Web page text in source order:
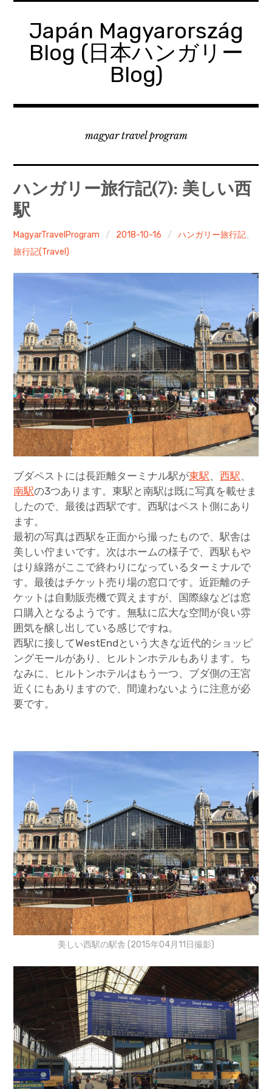
Japán Magyarország
Blog (日本ハンガリー
Blog)
magyar travel program
ハンガリー旅行記(7): 美しい西
駅
MagyarTravelProgram 2018-10-16 ハンガリー旅行記、
旅行記(Travel)
ブダペストには長距離ターミナル駅が東駅、西駅、
南駅の3つあります。東駅と南駅は既に写真を載せま
したので、最後は西駅です。西駅はペスト側にあり
ます。
最初の写真は西駅を正面から撮ったもので、駅舎は
美しい佇まいです。次はホームの様子で、西駅もや
はり線路がここで終わりになっているターミナルで
す。最後はチケット売り場の窓口です。近距離のチ
ケットは自動販売機で買えますが、国際線などは窓
口購入となるようです。無駄に広大な空間が良い雰
囲気を醸し出している感じですね。
西駅に接してWestEndという大きな近代的ショッピ
ングモールがあり、ヒルトンホテルもあります。ち
なみに、ヒルトンホテルはもう一つ、ブダ側の王宮
近くにもありますので、間違わないように注意が必
要です。
美しい西駅の駅舎 (2015年04月11日撮影)